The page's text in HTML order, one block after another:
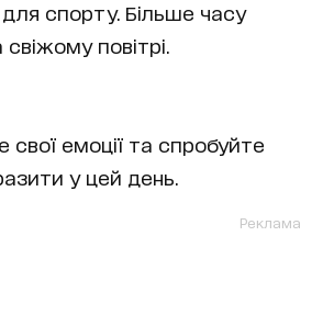
спорту. Більше часу
повітрі.
свої емоції та спробуйте
у цей день.
Реклама